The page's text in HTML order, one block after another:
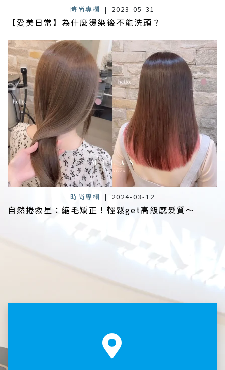
時尚專欄 | 2023-05-31
【愛美日常】為什麼燙染後不能洗頭？
時尚專欄 | 2024-03-12
自然捲救星：縮毛矯正！輕鬆get高級感髮質～